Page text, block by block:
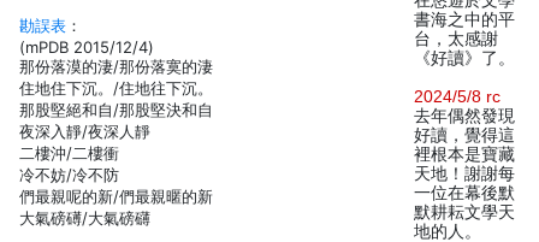
勘誤表 ：
(mPDB 2015/12/4)
那份落漠的淒/那份落寞的淒
住地住下沉。/住地往下沉。
那股堅絕和自/那股堅決和自
夜深入靜/夜深人靜
二樓沖/二樓衝
冷不妨/冷不防
們最親呢的新/們最親暱的新
大氣磅礡/大氣磅礴
書海之中的平
台，太感謝
《好讀》了。
2024/5/8 rc
去年偶然發現
好讀，覺得這
裡根本是寶藏
天地！謝謝每
一位在幕後默
默耕耘文學天
地的人。